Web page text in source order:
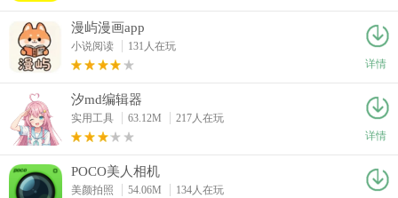
漫屿漫画app
小说阅读
131人在玩
详情
汐md编辑器
实用工具 63.12M
217人在玩
详情
POCO美人相机
美颜拍照 54.06M
134人在玩